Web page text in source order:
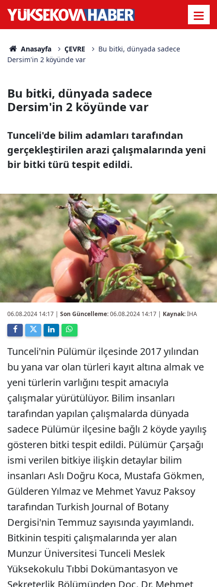
Anasayfa ÇEVRE
Bu bitki, dünyada sadece
Dersim'in 2 köyünde var
Bu bitki, dünyada sadece
Dersim'in 2 köyünde var
Tunceli'de bilim adamları tarafından
gerçekleştirilen arazi çalışmalarında yeni
bir bitki türü tespit edildi.
06.08.2024 14:17 | Son Güncelleme:06.08.2024 14:17 | Kaynak:İHA
Tunceli'nin Pülümür ilçesinde 2017 yılından
bu yana var olan türleri kayıt altına almak ve
yeni türlerin varlığını tespit amacıyla
çalışmalar yürütülüyor. Bilim insanları
tarafından yapılan çalışmalarda dünyada
sadece Pülümür ilçesine bağlı 2 köyde yayılış
gösteren bitki tespit edildi. Pülümür Çarşağı
ismi verilen bitkiye ilişkin detaylar bilim
insanları Aslı Doğru Koca, Mustafa Gökmen,
Gülderen Yılmaz ve Mehmet Yavuz Paksoy
tarafından Turkish Journal of Botany
Dergisi'nin Temmuz sayısında yayımlandı.
Bitkinin tespiti çalışmalarında yer alan
Munzur Üniversitesi Tunceli Meslek
Yüksekokulu Tıbbi Dokümantasyon ve
Sekreterlik Bölümünden Doç. Dr. Mehmet